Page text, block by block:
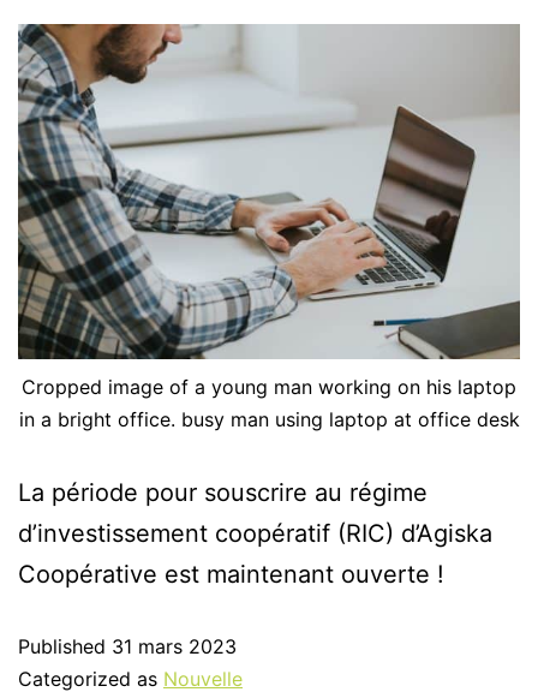
Cropped image of a young man working on his laptop
in a bright office. busy man using laptop at office desk
La période pour souscrire au régime
d’investissement coopératif (RIC) d’Agiska
Coopérative est maintenant ouverte !
Published 31 mars 2023
Categorized as Nouvelle